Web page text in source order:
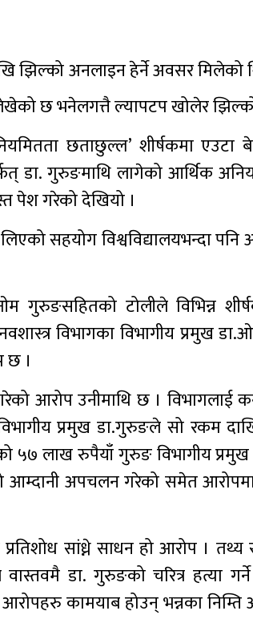
झिल्को अनलाइन हेर्ने अवसर मिलेको
छ भनेलगत्तै ल्यापटप खोलेर
छताछुल्ल’ शीर्षकमा एउटा
डा. गुरुङमाथि लागेको आर्थिक
पेश गरेको देखियो ।
सहयोग विश्वविद्यालयभन्दा
गुरुङसहितको टोलीले विभिन्न
विभागका विभागीय प्रमुख
छ ।
आरोप उनीमाथि छ । विभागलाई
प्रमुख डा.गुरुङले सो रकम
५७ लाख रुपैयाँ गुरुङ विभागीय
आम्दानी अपचलन गरेको समेत
सांध्ने साधन हो आरोप । तथ्य
डा. गुरुङको चरित्र हत्या
कामयाब होउन् भन्नका निम्ति